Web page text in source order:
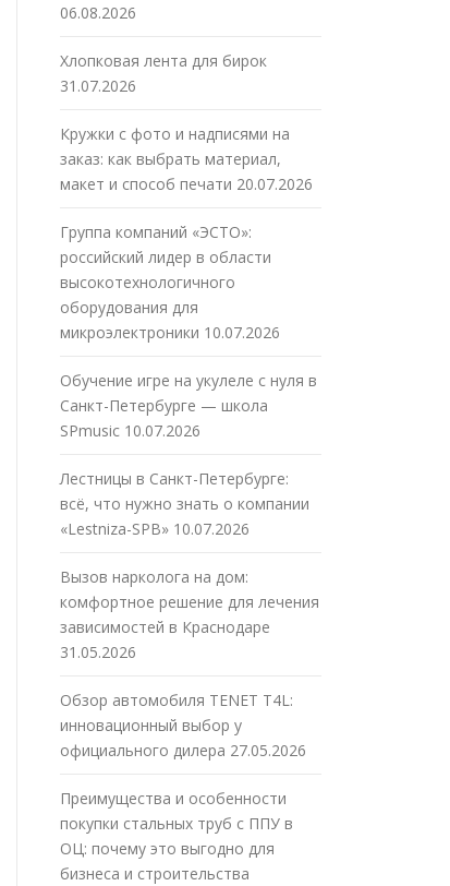
06.08.2026
Хлопковая лента для бирок
31.07.2026
Кружки с фото и надписями на
заказ: как выбрать материал,
макет и способ печати 20.07.2026
Группа компаний «ЭСТО»:
российский лидер в области
высокотехнологичного
оборудования для
микроэлектроники 10.07.2026
Обучение игре на укулеле с нуля в
Санкт-Петербурге — школа
SPmusic 10.07.2026
Лестницы в Санкт-Петербурге:
всё, что нужно знать о компании
«Lestniza-SPB» 10.07.2026
Вызов нарколога на дом:
комфортное решение для лечения
зависимостей в Краснодаре
31.05.2026
Обзор автомобиля TENET T4L:
инновационный выбор у
официального дилера 27.05.2026
Преимущества и особенности
покупки стальных труб с ППУ в
ОЦ: почему это выгодно для
бизнеса и строительства